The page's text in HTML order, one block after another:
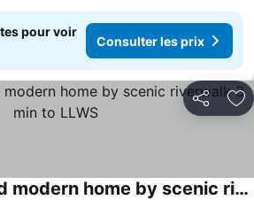
pour voir
Consulter les prix
Partager
Newly remodeled modern home by scenic riverwalk 3 min to LLWS